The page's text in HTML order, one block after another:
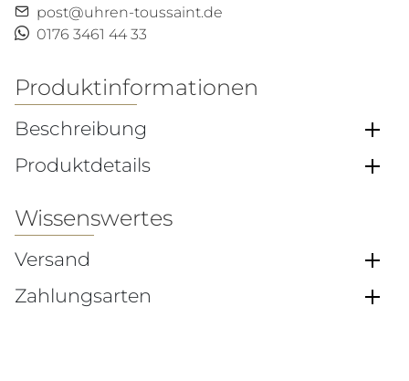
post@uhren-toussaint.de
0176 3461 44 33
Produktinformationen
Beschreibung
Produktdetails
Wissenswertes
Versand
Zahlungsarten